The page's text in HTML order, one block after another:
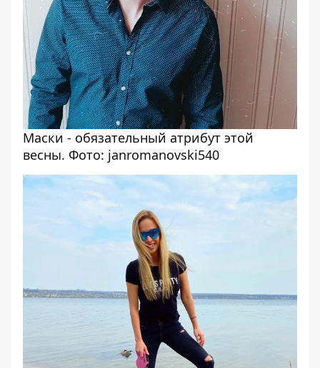
Маски - обязательный атрибут этой
весны. Фото: janromanovski540